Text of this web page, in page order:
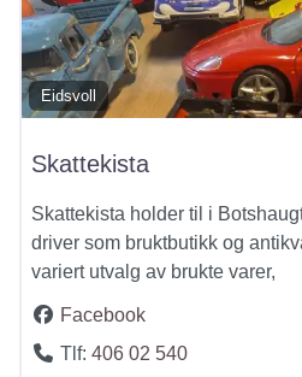
Eidsvoll
Skattekista
Skattekista holder til i
driver som bruktbutikk og
variert utvalg av brukte varer,
Facebook
Tlf: 406 02 540